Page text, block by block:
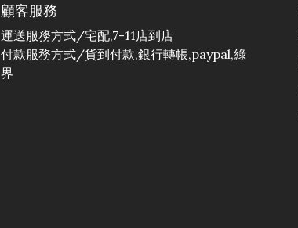
顧客服務
運送服務方式/宅配,7-11店到店
付款服務方式/貨到付款,銀行轉帳,paypal,綠
界